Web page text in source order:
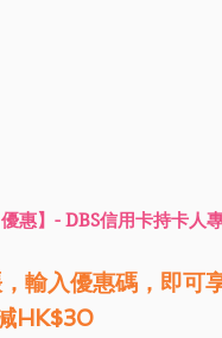
惠】- DBS信用卡持卡人
輸入優惠碼，即可
HK$30